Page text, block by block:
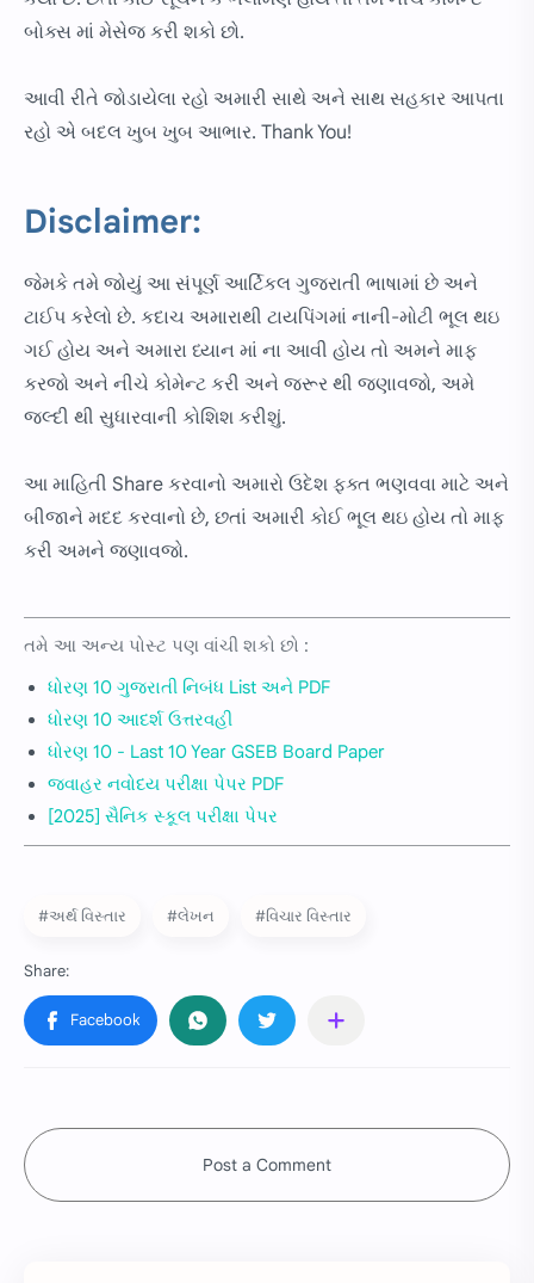
બોક્સ માં મેસેજ કરી શકો છો.
આવી રીતે જોડાયેલા રહો અમારી સાથે અને સાથ સહકાર આપતા
રહો એ બદલ ખુબ ખુબ આભાર. Thank You!
Disclaimer:
જેમકે તમે જોયું આ સંપૂર્ણ આર્ટિકલ ગુજરાતી ભાષામાં છે અને
ટાઈપ કરેલો છે. કદાચ અમારાથી ટાયપિંગમાં નાની-મોટી ભૂલ થઇ
ગઈ હોય અને અમારા ધ્યાન માં ના આવી હોય તો અમને માફ
કરજો અને નીચે કોમેન્ટ કરી અને જરૂર થી જણાવજો, અમે
જલ્દી થી સુધારવાની કોશિશ કરીશું.
આ માહિતી Share કરવાનો અમારો ઉદેશ ફક્ત ભણવવા માટે અને
બીજાને મદદ કરવાનો છે, છતાં અમારી કોઈ ભૂલ થઇ હોય તો માફ
કરી અમને જણાવજો.
તમે આ અન્ય પોસ્ટ પણ વાંચી શકો છો :
ધોરણ 10 ગુજરાતી નિબંધ List અને PDF
ધોરણ 10 આદર્શ ઉત્તરવહી
ધોરણ 10 - Last 10 Year GSEB Board Paper
જવાહર નવોદય પરીક્ષા પેપર PDF
[2025] સૈનિક સ્કૂલ પરીક્ષા પેપર
#અર્થ વિસ્તાર #લેખન #વિચાર વિસ્તાર
Post a Comment